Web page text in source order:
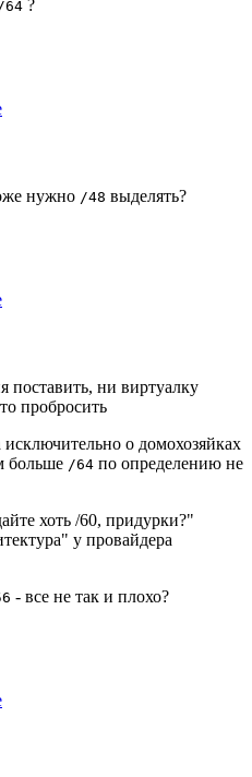
64 ?
нужно /48 выделять?
поставить, ни виртуалку
пробросить
о домохозяйках
больше /64 по определению не
хоть /60, придурки?"
у провайдера
- все не так и плохо?